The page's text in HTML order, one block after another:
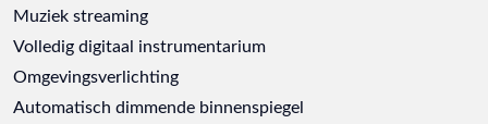
Muziek streaming
Volledig digitaal instrumentarium
Omgevingsverlichting
Automatisch dimmende binnenspiegel